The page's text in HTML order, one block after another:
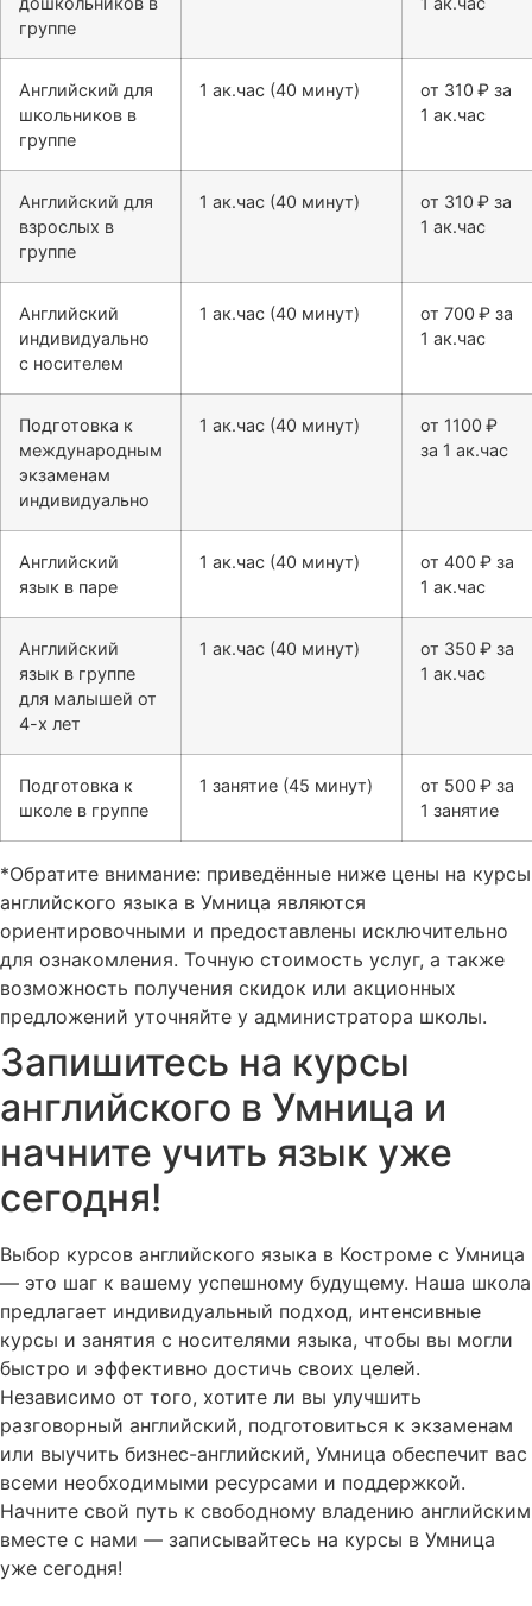
группе
Английский для
школьников в
группе
1 ак.час (40 минут)
от 310 ₽ за
1 ак.час
Английский для
взрослых в
группе
1 ак.час (40 минут)
от 310 ₽ за
1 ак.час
Английский
индивидуально
с носителем
1 ак.час (40 минут)
от 700 ₽ за
1 ак.час
Подготовка к
международным
экзаменам
индивидуально
1 ак.час (40 минут)
от 1100 ₽
за 1 ак.час
Английский
язык в паре
1 ак.час (40 минут)
от 400 ₽ за
1 ак.час
Английский
язык в группе
для малышей от
4-х лет
1 ак.час (40 минут)
от 350 ₽ за
1 ак.час
Подготовка к
школе в группе
1 занятие (45 минут)
от 500 ₽ за
1 занятие
*Обратите внимание: приведённые ниже цены на курсы
английского языка в Умница являются
ориентировочными и предоставлены исключительно
для ознакомления. Точную стоимость услуг, а также
возможность получения скидок или акционных
предложений уточняйте у администратора школы.
Запишитесь на курсы
английского в Умница и
начните учить язык уже
сегодня!
Выбор курсов английского языка в Костроме с Умница
— это шаг к вашему успешному будущему. Наша школа
предлагает индивидуальный подход, интенсивные
курсы и занятия с носителями языка, чтобы вы могли
быстро и эффективно достичь своих целей.
Независимо от того, хотите ли вы улучшить
разговорный английский, подготовиться к экзаменам
или выучить бизнес-английский, Умница обеспечит вас
всеми необходимыми ресурсами и поддержкой.
Начните свой путь к свободному владению английским
вместе с нами — записывайтесь на курсы в Умница
уже сегодня!